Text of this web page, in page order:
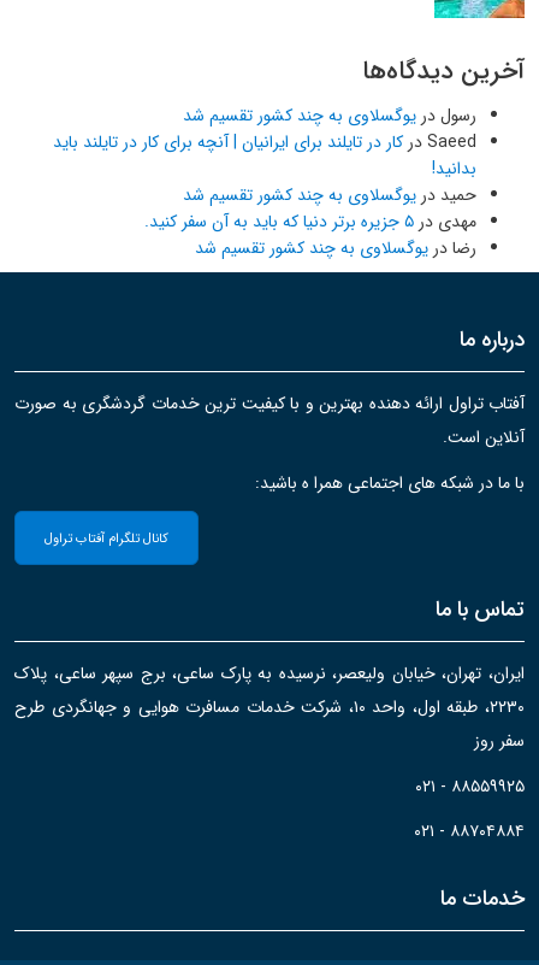
آخرین دیدگاه‌ها
رسولدر یوگسلاوی به چند کشور تقسیم شد
Saeedدر کار در تایلند برای ایرانیان | آنچه برای کار در تایلند باید
بدانید!
حمید در یوگسلاوی به چند کشور تقسیم شد
مهدی در ۵ جزیره برتر دنیا که باید به آن سفر کنید.
رضادر یوگسلاوی به چند کشور تقسیم شد
درباره ما
آفتاب تراول ارائه دهنده بهترین و با کیفیت ترین خدمات گردشگری به صورت
آنلاین است.
با ما در شبکه های اجتماعی همرا ه باشید:
کانال تلگرام آفتاب تراول
تماس با ما
ایران، تهران، خیابان ولیعصر، نرسیده به پارک ساعی، برج سپهر ساعی، پلاک
۲۲۳۰، طبقه اول، واحد ۱۰، شرکت خدمات مسافرت هوایی و جهانگردی طرح
سفر روز
۰۲۱ - ۸۸۵۵۹۹۲۵
۰۲۱ - ۸۸۷۰۴۸۸۴
خدمات ما